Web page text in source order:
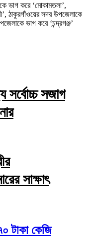
ভাগ করে ‘মোকামতলা’,
ঠাকুরগাঁওয়ের সদর উপজেলাকে
ভাগ করে ‘চন্দ্রগঞ্জ’
সজাগ
সাক্ষাৎ
টাকা কেজি